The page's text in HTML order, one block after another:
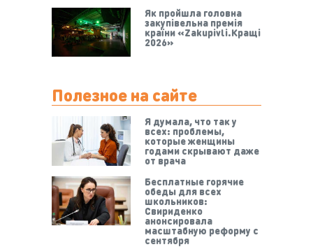
Як пройшла головна
закупівельна премія
країни «Zakupivli.Кращі
2026»
Полезное на сайте
Я думала, что так у
всех: проблемы,
которые женщины
годами скрывают даже
от врача
Бесплатные горячие
обеды для всех
школьников:
Свириденко
анонсировала
масштабную реформу с
сентября